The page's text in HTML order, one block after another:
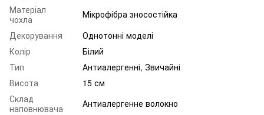
Матеріал
чохла
Мікрофібра зносостійка
Декорування
Однотонні моделі
Колір
Білий
Тип
Антиалергенні, Звичайні
Висота
15 см
Склад
наповнювача
Антиалергенне волокно